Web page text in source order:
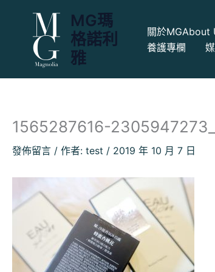
MG瑪
格諾利
雅
關於MGAbout
養護專欄
1565287616-
發佈留言 / 作者: test / 2019 年 10 月 7 日